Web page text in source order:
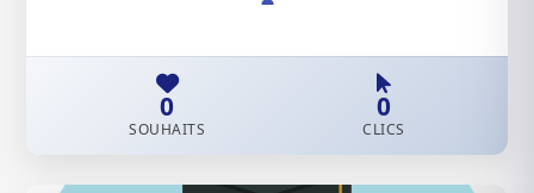
0
SOUHAITS
0
CLICS